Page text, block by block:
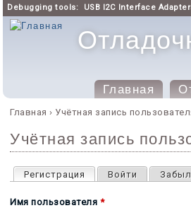
Debugging tools: USB I2C Interface
Главное менюГлавная
Вы здесь
Главная › Учётная запись
Учётная запись
Главные вкладки
Регистрация (активная вкладка)
Войти
Имя пользователя *